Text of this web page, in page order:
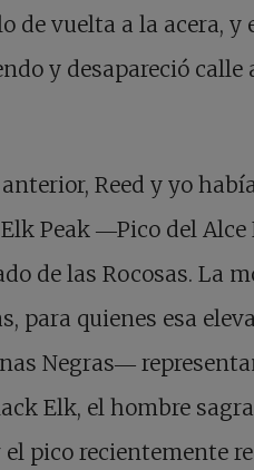
de vuelta a la acera,
y desapareció
Reed y yo
Peak ―Pico del
de las Rocosas. La
para quienes esa
Negras―
Elk, el hombre
pico recientemente